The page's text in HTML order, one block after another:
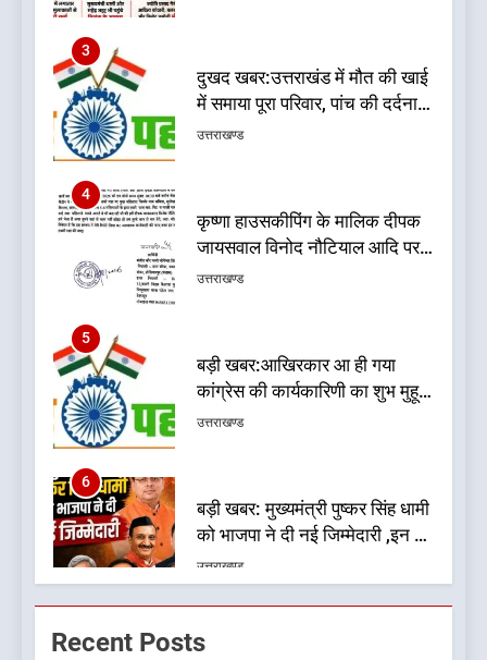
3
में समाया पूरा परिवार, पांच की दर्दनाक
मौत
उत्तराखण्ड
4
जायसवाल विनोद नौटियाल आदि पर
मुकदमा दर्ज
उत्तराखण्ड
कांग्रेस की कार्यकारिणी का शुभ मुहूर्त,
गोदियाल की टीम घोषित
उत्तराखण्ड
6
को भाजपा ने दी नई जिम्मेदारी ,इन पूर्व
मुख्यमंत्री को भी मिली जिम्मेदारी
उत्तराखण्ड
7
चुनाव जीतने पर फोकस पूरा, लेकिन
Recent Posts